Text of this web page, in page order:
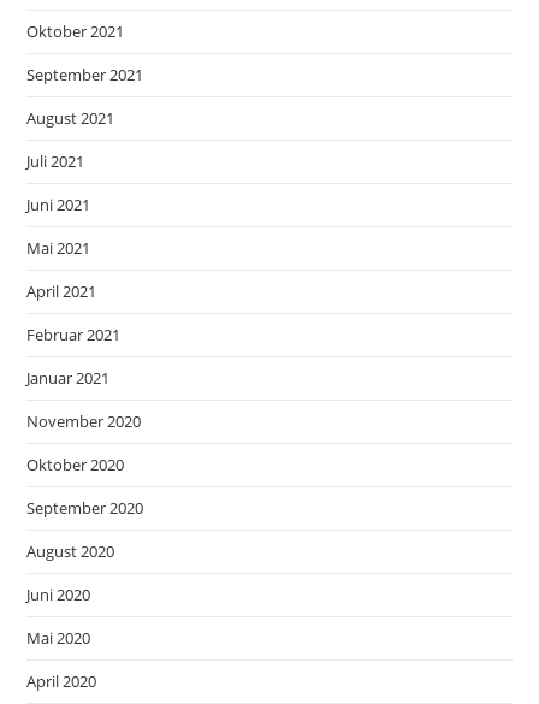
Oktober 2021
September 2021
August 2021
Juli 2021
Juni 2021
Mai 2021
April 2021
Februar 2021
Januar 2021
November 2020
Oktober 2020
September 2020
August 2020
Juni 2020
Mai 2020
April 2020